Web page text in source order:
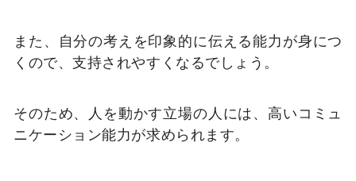
また、自分の考えを印象的に伝える能力が身につ
くので、支持されやすくなるでしょう。
そのため、人を動かす立場の人には、高いコミュ
ニケーション能力が求められます。